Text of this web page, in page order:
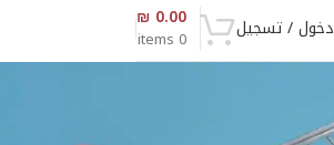
دخول / تسجيل 0
items
₪ 0.00